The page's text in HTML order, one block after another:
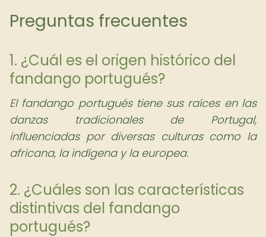
Preguntas frecuentes
1. ¿Cuál es el origen histórico del
fandango portugués?
El fandango portugués tiene sus raíces en las
danzas tradicionales de Portugal,
influenciadas por diversas culturas como la
africana, la indígena y la europea.
2. ¿Cuáles son las características
distintivas del fandango
portugués?